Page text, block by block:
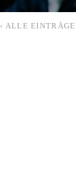
‹ ALLE EINTRÄGE